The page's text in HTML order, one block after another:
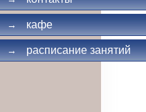
→ кафе
→ расписание занятий